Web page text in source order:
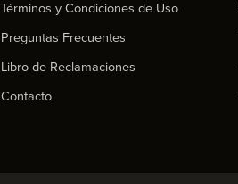
Términos y Condiciones de Uso
Preguntas Frecuentes
Libro de Reclamaciones
Contacto